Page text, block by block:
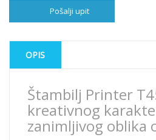
Pošalji upit
OPIS
Štambilj Printer
kreativnog
zanimljivog oblika